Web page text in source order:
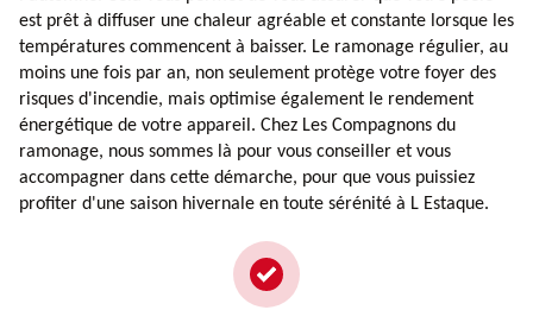
est prêt à diffuser une chaleur agréable et constante lorsque les
températures commencent à baisser. Le ramonage régulier, au
moins une fois par an, non seulement protège votre foyer des
risques d'incendie, mais optimise également le rendement
énergétique de votre appareil. Chez Les Compagnons du
ramonage, nous sommes là pour vous conseiller et vous
accompagner dans cette démarche, pour que vous puissiez
profiter d'une saison hivernale en toute sérénité à L Estaque.